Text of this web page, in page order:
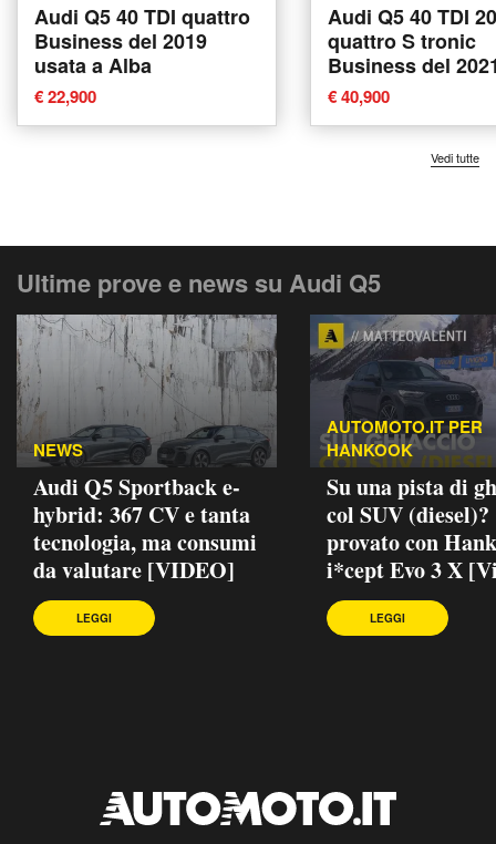
Audi Q5 40 TDI quattro
Business del 2019
usata a Alba
€ 22,900
Audi Q5 40 TDI
quattro S tronic
Business del
usata a Tricase
€ 40,900
Vedi tutte
Ultime prove e news su Audi Q5
NEWS
Audi Q5 Sportback e-
hybrid: 367 CV e tanta
tecnologia, ma consumi
da valutare [VIDEO]
LEGGI
AUTOMOTO.IT PER
HANKOOK
Su una pista di
col SUV
provato con
i*cept Evo 3 X
LEGGI